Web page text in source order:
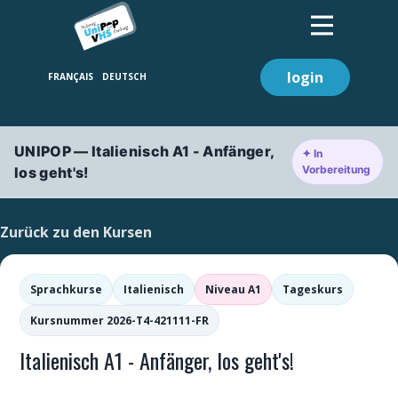
login
UNIPOP — Italienisch A1 - Anfänger,
los geht's!
✦ In
Vorbereitung
Zurück zu den Kursen
Sprachkurse Italienisch Niveau A1 Tageskurs
Kursnummer 2026-T4-421111-FR
Italienisch A1 - Anfänger, los geht's!